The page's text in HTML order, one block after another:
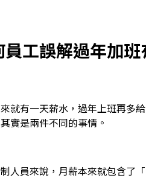
員工誤解過年加
來就有一天薪水，過年上班再多
實是兩件不同的事情。
人員來說，月薪本來就包含了